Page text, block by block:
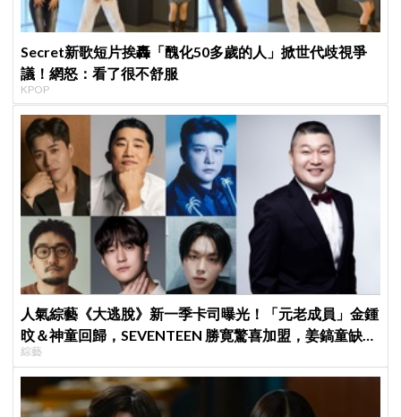
Secret新歌短片挨轟「醜化50多歲的人」掀世代歧視爭
議！網怒：看了很不舒服
KPOP
人氣綜藝《大逃脫》新一季卡司曝光！「元老成員」金鍾
旼＆神童回歸，SEVENTEEN 勝寛驚喜加盟，姜鎬童缺席
成最大焦點
綜藝